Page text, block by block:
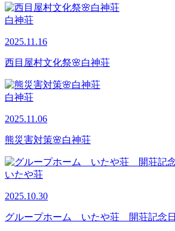
白神荘
2025.11.16
西目屋村文化祭🌸白神荘
白神荘
2025.11.06
熊災害対策🌸白神荘
いたや荘
2025.10.30
グループホーム いたや荘 開荘記念日